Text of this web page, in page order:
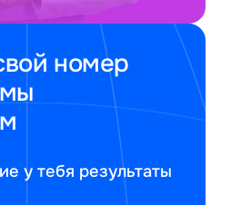
номер
у тебя результаты